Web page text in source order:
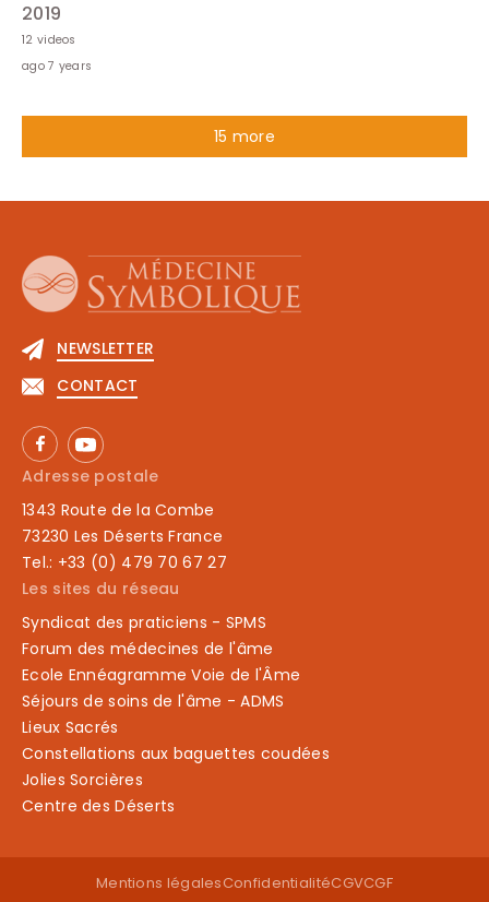
2019
12 videos
ago 7 years
15 more
NEWSLETTER
CONTACT
Adresse postale
1343 Route de la Combe
73230 Les Déserts France
Tel.: +33 (0) 479 70 67 27
Les sites du réseau
Syndicat des praticiens - SPMS
Forum des médecines de l'âme
Ecole Ennéagramme Voie de l'Âme
Séjours de soins de l'âme - ADMS
Lieux Sacrés
Constellations aux baguettes coudées
Jolies Sorcières
Centre des Déserts
Mentions légalesConfidentialitéCGVCGF